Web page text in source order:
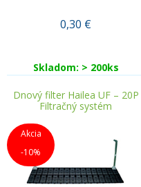
0,30 €
Skladom: > 200ks
Dnový filter Hailea UF – 20P
Filtračný systém
Akcia
-10%